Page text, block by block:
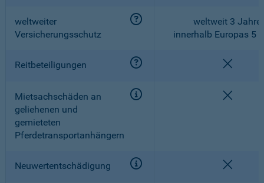
weltweiter
Versicherungsschutz
weltweit 3 Jahre,
innerhalb Europas 5
Reitbeteiligungen
Mietsachschäden an
geliehenen und
gemieteten
Pferdetransportanhängern
Neuwertentschädigung